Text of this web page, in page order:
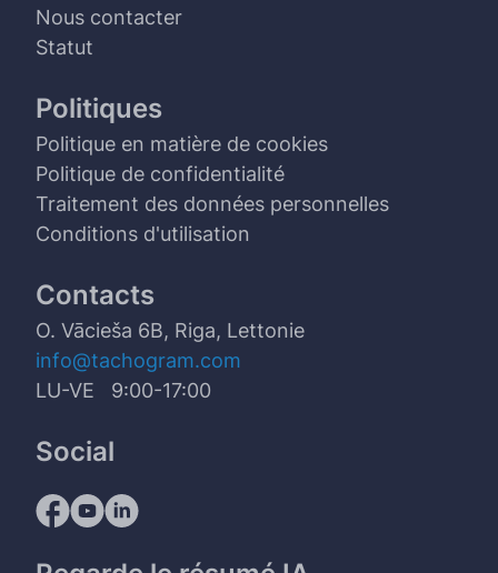
Nous contacter
Statut
Politiques
Politique en matière de cookies
Politique de confidentialité
Traitement des données personnelles
Conditions d'utilisation
Contacts
O. Vācieša 6B, Riga, Lettonie
info@tachogram.com
LU-VE 9:00-17:00
Social